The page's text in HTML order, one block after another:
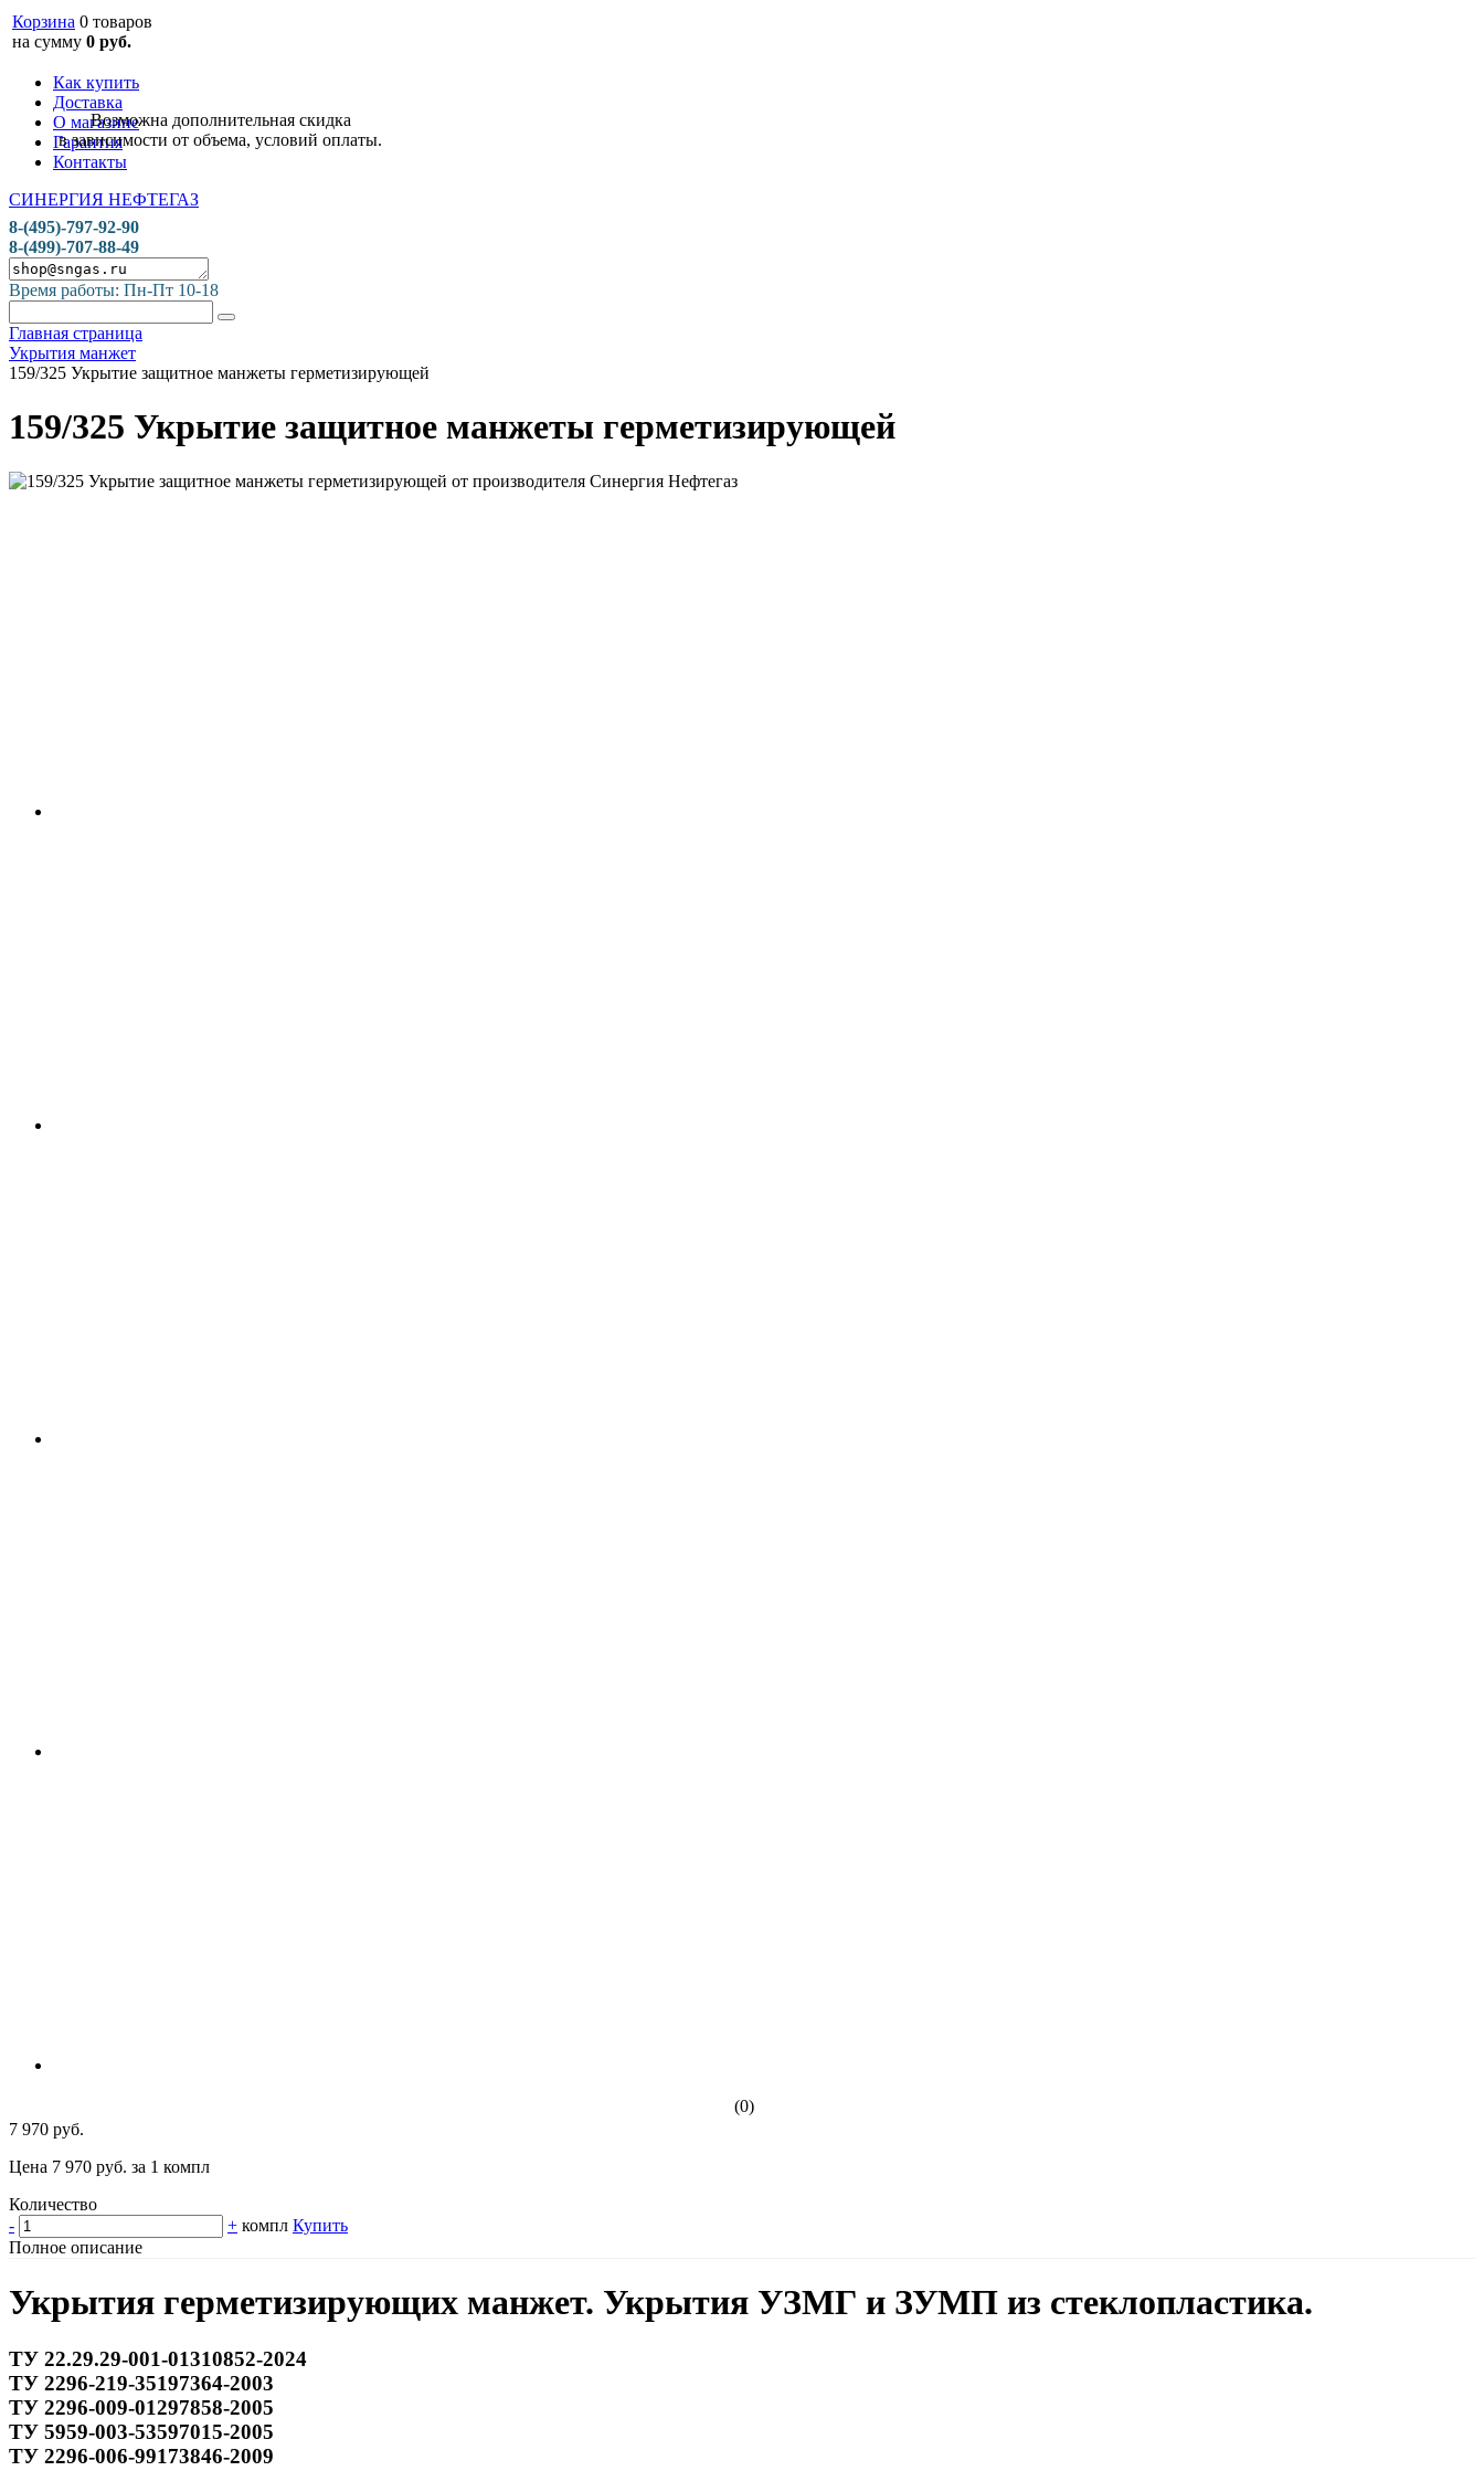
Корзина 0 товаров
на сумму 0 руб.
Как купить
Доставка
О магазине
Гарантия
Контакты
СИНЕРГИЯ НЕФТЕГАЗ
Возможна дополнительная скидка
в зависимости от объема, условий оплаты.
8-(495)-797-92-90
8-(499)-707-88-49
Время работы: Пн-Пт 10-18
Главная страница
Укрытия манжет
159/325 Укрытие защитное манжеты герметизирующей
159/325 Укрытие защитное манжеты герметизирующей
(0)
7 970 руб.
Цена 7 970 руб. за 1 компл
Количество
-
+ компл Купить
Полное описание
Укрытия герметизирующих манжет. Укрытия УЗМГ и ЗУМП из стеклопластика.
ТУ 22.29.29-001-01310852-2024
ТУ 2296-219-35197364-2003
ТУ 2296-009-01297858-2005
ТУ 5959-003-53597015-2005
ТУ 2296-006-99173846-2009